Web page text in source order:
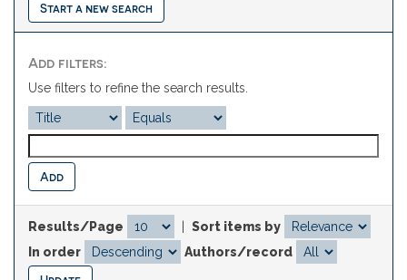
Start a new search
Add filters:
Use filters to refine the search results.
Results/Page
Sort items by
In order
Authors/record